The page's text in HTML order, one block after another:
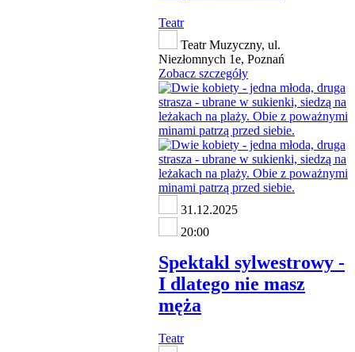
Teatr
Teatr Muzyczny, ul.
Niezłomnych 1e, Poznań
Zobacz szczegóły
31.12.2025
20:00
Spektakl sylwestrowy -
I dlatego nie masz
męża
Teatr